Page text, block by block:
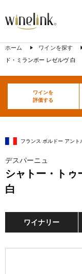
ホーム ワインを探す
ド・ミランボー レゼルヴ 白
ワインを
評価する
フランス ボルドー アント
デスパーニュ
シャトー・トゥ
白
ワイナリー